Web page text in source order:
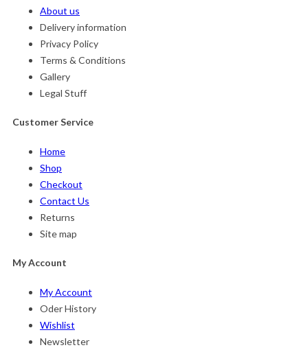
About us
Delivery information
Privacy Policy
Terms & Conditions
Gallery
Legal Stuff
Customer Service
Home
Shop
Checkout
Contact Us
Returns
Site map
My Account
My Account
Oder History
Wishlist
Newsletter